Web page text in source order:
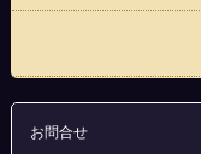
お問合せ